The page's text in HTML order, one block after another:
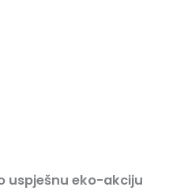
uspješnu eko-akciju